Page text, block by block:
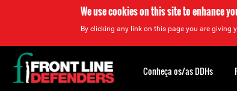
We use cookies on this site to enhance
By clicking any link on this page you are giving
Back
to
top
Conheça os/as DDHs